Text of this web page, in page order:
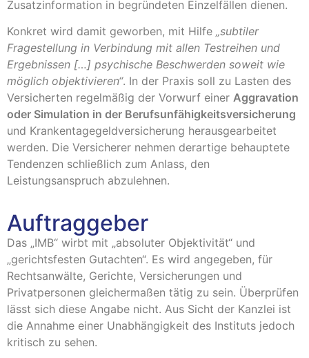
Zusatzinformation in begründeten Einzelfällen dienen.
Konkret wird damit geworben, mit Hilfe „subtiler
Fragestellung in Verbindung mit allen Testreihen und
Ergebnissen […] psychische Beschwerden soweit wie
möglich objektivieren“. In der Praxis soll zu Lasten des
Versicherten regelmäßig der Vorwurf einer Aggravation
oder Simulation in der Berufsunfähigkeitsversicherung
und Krankentagegeldversicherung herausgearbeitet
werden. Die Versicherer nehmen derartige behauptete
Tendenzen schließlich zum Anlass, den
Leistungsanspruch abzulehnen.
Auftraggeber
Das „IMB“ wirbt mit „absoluter Objektivität“ und
„gerichtsfesten Gutachten“. Es wird angegeben, für
Rechtsanwälte, Gerichte, Versicherungen und
Privatpersonen gleichermaßen tätig zu sein. Überprüfen
lässt sich diese Angabe nicht. Aus Sicht der Kanzlei ist
die Annahme einer Unabhängigkeit des Instituts jedoch
kritisch zu sehen.